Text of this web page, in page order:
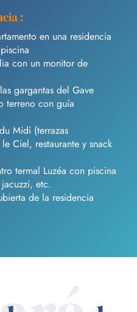
:
en una residencia
con un monitor de
gargantas del Gave
terreno con guía
Midi (terrazas
Ciel, restaurante y snack
termal Luzéa con piscina
etc.
de la residencia